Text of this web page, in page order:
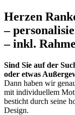
Herzen
–
– inkl.
Sind Sie auf der
oder etwas
Dann haben wir
mit individuellem
besticht durch seine
Design.